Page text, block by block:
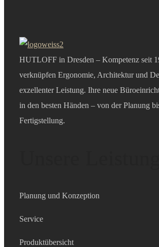
HUTLOFF in Dresden – Kompetenz seit
verknüpfen Ergonomie, Architektur und
exzellenter Leistung. Ihre neue
in den besten Händen – von der Planung
Fertigstellung.
Planung und Konzeption
Service
Produktübersicht